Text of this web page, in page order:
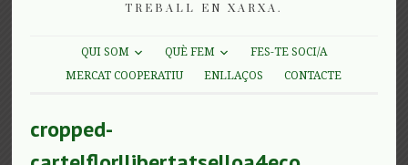
TREBALL EN XARXA.
QUI SOM QUÈ FEM
FES-TE SOCI/A
MERCAT COOPERATIU
ENLLAÇOS CONTACTE
cropped-